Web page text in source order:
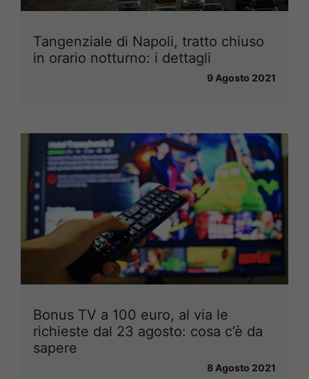
Tangenziale di Napoli, tratto chiuso
in orario notturno: i dettagli
9 Agosto 2021
Bonus TV a 100 euro, al via le
richieste dal 23 agosto: cosa c’è da
sapere
8 Agosto 2021